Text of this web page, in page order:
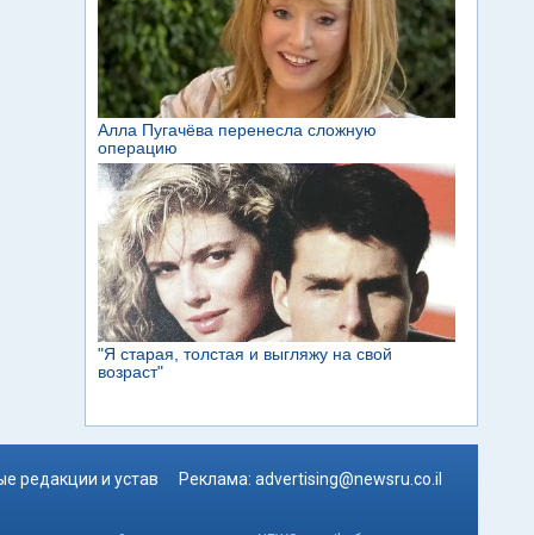
редакции и устав Реклама: advertising@newsru.co.il